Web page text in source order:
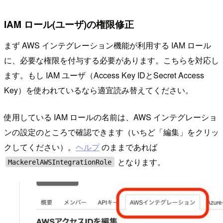
IAM ロール(ユーザ)の権限修正
まず AWS インテグレーション機能が利用する IAM ロール
に、必要な権限を付与する必要があります。こちらを対応し
ます。もし IAM ユーザ（Access Key IDとSecret Access
Key）を使われているなら適宜読み替えてください。
使用している IAM ロールの名前は、AWS インテグレーショ
ンの設定のところで確認できます（いちど「編集」をクリッ
クしてください）。 ヘルプのままであれば
MackerelAWSIntegrationRole となります。